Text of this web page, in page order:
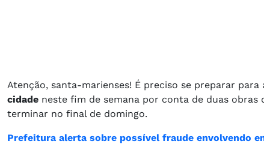
Atenção, santa-marienses! É preciso se preparar
cidade neste fim de semana por conta de duas obras
terminar no final de domingo.
Prefeitura alerta sobre possível fraude envolvendo